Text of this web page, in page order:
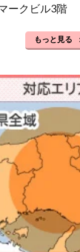
ークビル3階
もっと見る